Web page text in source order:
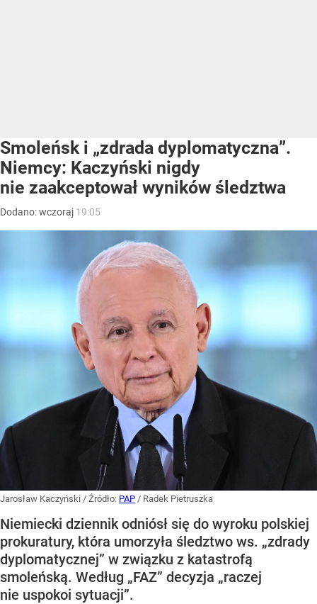
Smoleńsk i „zdrada dyplomatyczna”.
Niemcy: Kaczyński nigdy
nie zaakceptował wyników śledztwa
Dodano:wczoraj 19:05
Jarosław Kaczyński / Źródło: PAP / Radek Pietruszka
Niemiecki dziennik odniósł się do wyroku polskiej
prokuratury, która umorzyła śledztwo ws. „zdrady
dyplomatycznej” w związku z katastrofą
smoleńską. Według „FAZ” decyzja „raczej
nie uspokoi sytuacji”.